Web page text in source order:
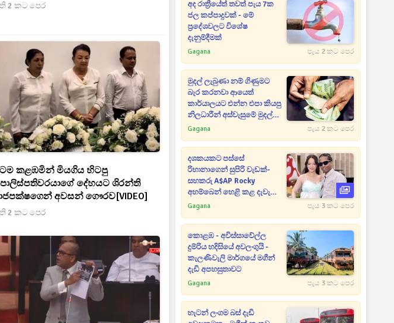
2 කට පෙර
කළඹමින් මියගිය හිටපු
දේහයට ශිරන්ති
අවසන් ගෞරව[VIDEO]
2 කට පෙර
අද රාත්‍රීයේත් තවත් පැය 7ක
ජල කප්පාදුවක් - මේ
ප්‍රදේශවලට විශේෂ
දැනුම්දීමක්
Gagana පැය 2 කට පෙර
මුදල් ලැබුණා නම් ගිණුමට
බැර කරනවා ආයෙත්
කාර්යාලයට එන්න එපා කියපු
නිලධාරීන් අස්වැසුමේ මුදල්
අරන් - දැවැන්ත
Gagana පැය 2 කට පෙර
දශකයකට පස්සේ
රිහානාගෙන් සුපිරි වැඩක්-
සහකරු A$AP Rocky
අහම්බෙන් හෙළි කළ දැවැන්ත
රහස
Gagana පැය 3 කට පෙර
කොළඹ - අවිස්සාවේල්ල
දුම්රිය හදිසියේ අවලංගුයි -
කැලණිවැලි මාර්ගයේ මගීන්
දැඩි අපහසුතාවට
Gagana පැය 3 කට පෙර
හැටන් ලංගම බස් දැඩි